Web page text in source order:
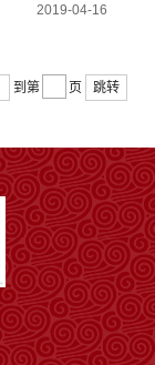
2019-04-16
到第 页 跳转